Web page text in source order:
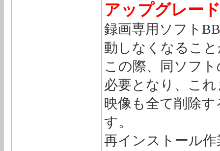
アップグレード
録画専用ソフト
動しなくなるこ
この際、同ソフ
必要となり、こ
映像も全て削除
す。
再インストール